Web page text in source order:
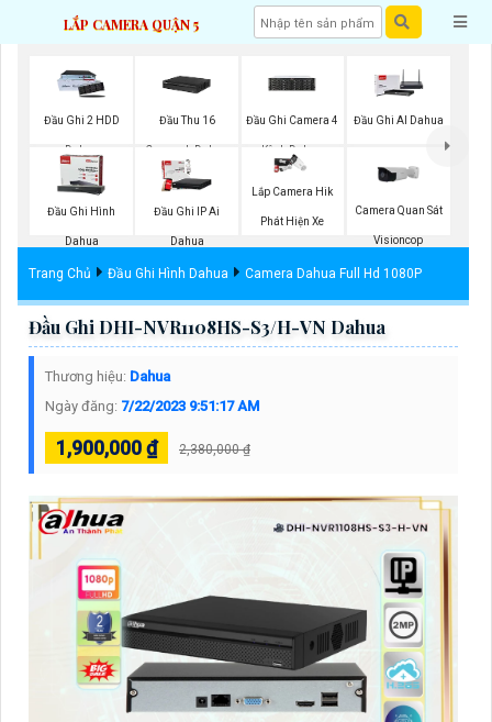
LẮP CAMERA QUẬN 5
Đầu Ghi 2 HDD
Dahua
Đầu Thu 16
Camerah Dahua
Đầu Ghi Camera 4
Kênh Dahua
Đầu Ghi AI Dahua
Đầu Ghi Hình
Dahua
Đầu Ghi IP Ai
Dahua
Lắp Camera Hik
Phát Hiện Xe
Camera Quan Sát
Visioncop
Trang Chủ Đầu Ghi Hình Dahua Camera Dahua Full Hd 1080P
Đầu Ghi DHI-NVR1108HS-S3/H-VN Dahua
Thương hiệu: Dahua
Ngày đăng: 7/22/2023 9:51:17 AM
1,900,000 ₫ 2,380,000 ₫